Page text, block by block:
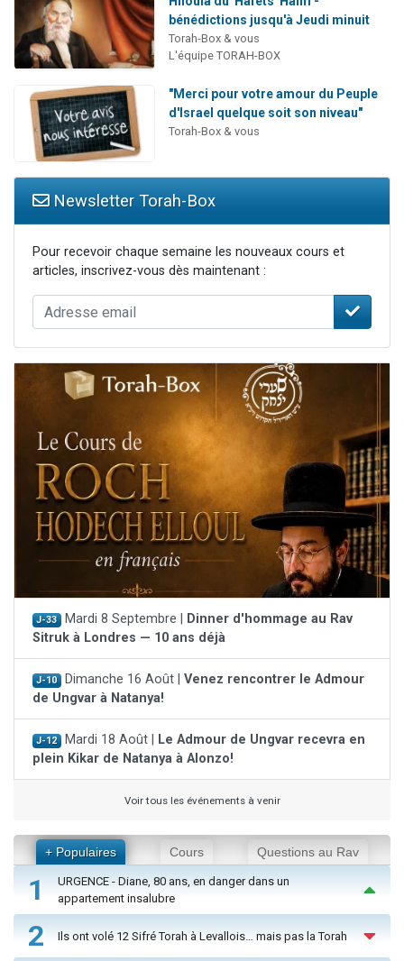
bénédictions jusqu'à Jeudi minuit
Torah-Box & vous
L'équipe TORAH-BOX
"Merci pour votre amour du Peuple
d'Israel quelque soit son niveau"
Torah-Box & vous
Newsletter Torah-Box
Pour recevoir chaque semaine les nouveaux cours et
articles, inscrivez-vous dès maintenant :
J-33 Mardi 8 Septembre |
Dinner d'hommage au Rav
Sitruk à Londres — 10 ans déjà
J-10 Dimanche 16 Août | Venez rencontrer le Admour
de Ungvar à Natanya!
J-12 Mardi 18 Août |
Le Admour de Ungvar recevra en
plein Kikar de Natanya à Alonzo!
Voir tous les événements à venir
+ Populaires Cours Questions au Rav
1
URGENCE - Diane, 80 ans, en danger dans un
appartement insalubre
2 Ils ont volé 12 Sifré Torah à Levallois… mais pas la Torah